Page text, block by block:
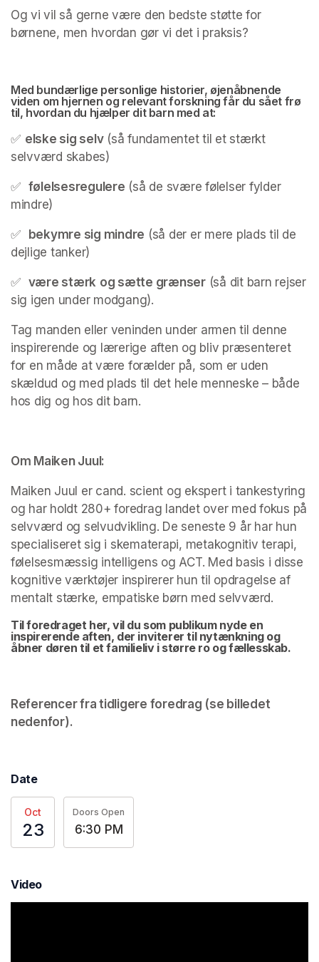
Og vi vil så gerne være den bedste støtte for
børnene, men hvordan gør vi det i praksis?
Med bundærlige personlige historier, øjenåbnende
viden om hjernen og relevant forskning får du sået frø
til, hvordan du hjælper dit barn med at:
✅ elske sig selv (så fundamentet til et stærkt
selvværd skabes)
følelsesregulere (så de svære følelser fylder
mindre)
bekymre sig mindre (så der er mere plads til de
dejlige tanker)
være stærk og sætte grænser (så dit barn rejser
sig igen under modgang).
Tag manden eller veninden under armen til denne
inspirerende og lærerige aften og bliv præsenteret
for en måde at være forælder på, som er uden
skældud og med plads til det hele menneske – både
hos dig og hos dit barn.
Om Maiken Juul:
Maiken Juul er cand. scient og ekspert i tankestyring
og har holdt 280+ foredrag landet over med fokus på
selvværd og selvudvikling. De seneste 9 år har hun
specialiseret sig i skematerapi, metakognitiv terapi,
følelsesmæssig intelligens og ACT. Med basis i disse
kognitive værktøjer inspirerer hun til opdragelse af
mentalt stærke, empatiske børn med selvværd.
Til foredraget her, vil du som publikum nyde en
inspirerende aften, der inviterer til nytænkning og
åbner døren til et familieliv i større ro og fællesskab.
Referencer fra tidligere foredrag (se billedet
nedenfor).
Date
Oct
23
Doors Open
6:30 PM
Video